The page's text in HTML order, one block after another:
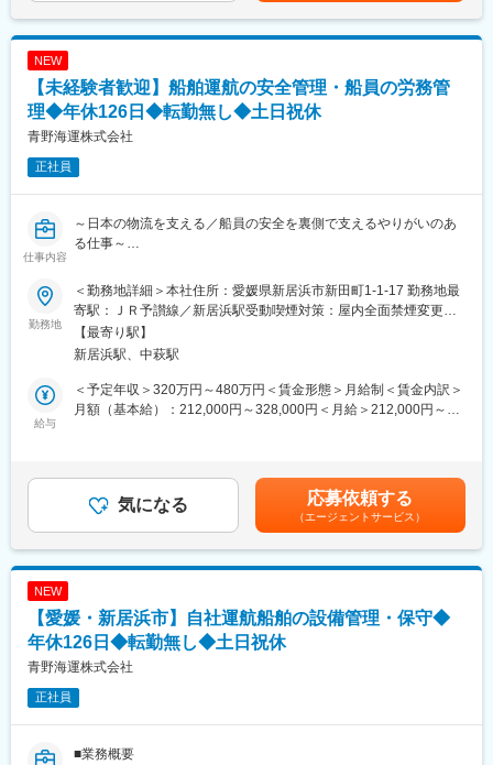
■当社の強み：
当社は、物流管理・輸配送・コンサルティングを包括的に提供で
ではなく「価値」として捉え、全方位の物流ノウハウを駆使して
最適な物流を実現します。
ばれ、成長を続けております。
■当社の特徴
・全国ネットワーク：物流拠点90か所／保有車輌1,500台
がら成長できる環境
「動脈物流（納品）」と「静脈物流（廃棄・リサイクル）」を自
社で一貫して担う、循環型総合物流企業として地域社会に貢献
し、物流・健康・環境の3軸でサービスを提供しております。
送サービス、物流DX推進に加えて、地域スポーツ支援などCSR活
変更の範囲：会社の定める業務
NEW
【未経験者歓迎】船舶運航の安全管理・船員の労務管
理◆年休126日◆転勤無し◆土日祝休
青野海運株式会社
正社員
仕事内容
～日本の物流を支える／船員の安全を裏側で支えるやりがいのあ
る仕事～
■業務概要
船員の雇用や配乗を含め船員の労務管理を行い、また船舶の運航
や荷役に関する安全教育を通じて安全な運航を企画していく業務
となります。
●具体的には…
・自社運航船舶の安全管理
・運航に関する安全指導
・各種船舶保険の手続き 等
【業務イメ－ジ】
航行中の船舶を常に把握し、船舶の安全航行を支援。
いただくイメージです。
■組織構成
・年間休日126日（2025年度実績）
勤務地
＜勤務地詳細＞本社住所：愛媛県新居浜市新田町1-1-17 勤務地最
寄駅：ＪＲ予讃線／新居浜駅受動喫煙対策：屋内全面禁煙変更の
範囲：無
【最寄り駅】
新居浜駅、中萩駅
給与
＜予定年収＞320万円～480万円＜賃金形態＞月給制＜賃金内訳＞
月額（基本給）：212,000円～328,000円＜月給＞212,000円～
も目安の金額であり、選考を通じて上下する可能性があります。
月給(月額)は固定手当を含めた表記です。
気になる 応募依頼する
（エージェントサービス）
NEW
【愛媛・新居浜市】自社運航船舶の設備管理・保守◆
年休126日◆転勤無し◆土日祝休
青野海運株式会社
正社員
■業務概要